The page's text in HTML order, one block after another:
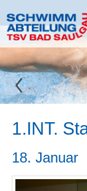
1.INT.
18. Januar